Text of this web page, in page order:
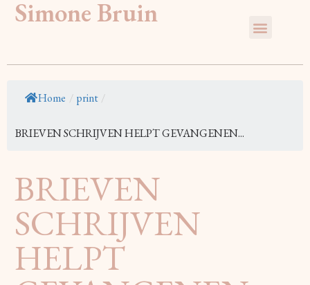
Simone Bruin
Home / print /
BRIEVEN SCHRIJVEN HELPT GEVANGENEN...
BRIEVEN
SCHRIJVEN
HELPT